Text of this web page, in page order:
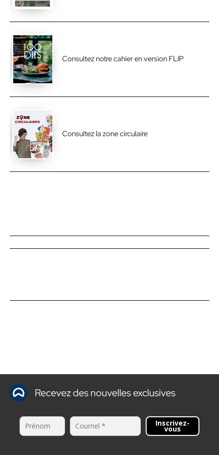
Consultez notre cahier en version FLIP
Consultez la zone circulaire
Recevez des nouvelles exclusives
Inscrivez-
vous